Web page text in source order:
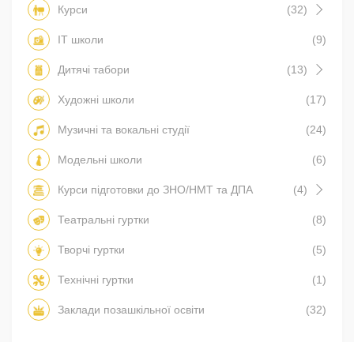
Курси (32)
IT школи (9)
Дитячі табори (13)
Художні школи (17)
Музичні та вокальні студії (24)
Модельні школи (6)
Курси підготовки до ЗНО/НМТ та ДПА (4)
Театральні гуртки (8)
Творчі гуртки (5)
Технічні гуртки (1)
Заклади позашкільної освіти (32)